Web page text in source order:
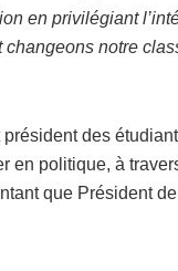
en privilégiant
notre
des
en politique, à
que Président